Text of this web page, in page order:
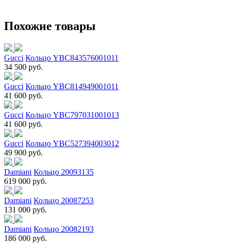
Похожие товары
Gucci Кольцо YBC843576001011
34 500 руб.
Gucci Кольцо YBC814949001011
41 600 руб.
Gucci Кольцо YBC797031001013
41 600 руб.
Gucci Кольцо YBC527394003012
49 900 руб.
Damiani Кольцо 20093135
619 000 руб.
Damiani Кольцо 20087253
131 000 руб.
Damiani Кольцо 20082193
186 000 руб.